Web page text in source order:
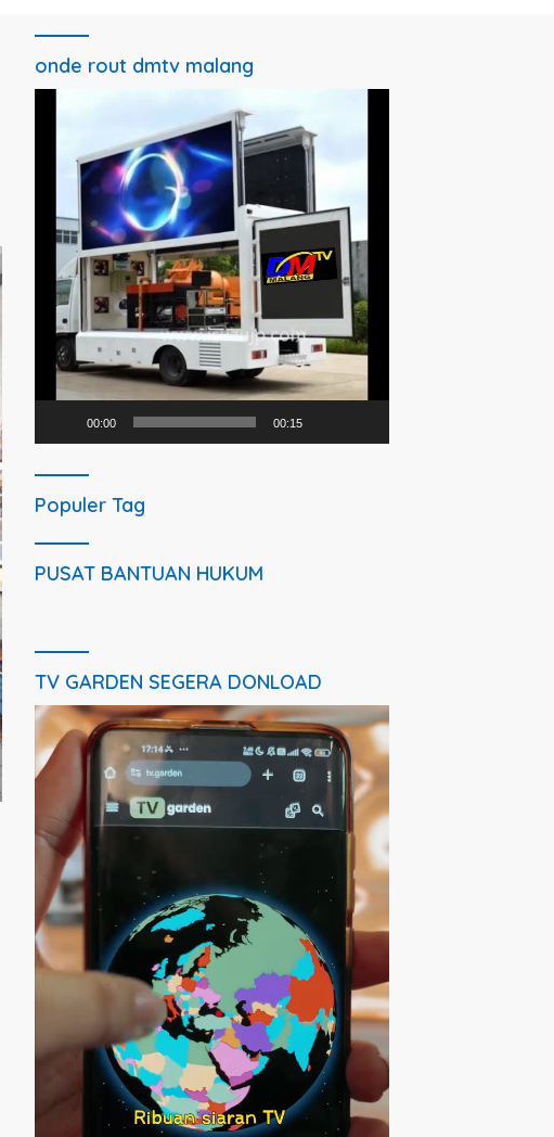
onde rout dmtv malang
00:00 00:15
Populer Tag
PUSAT BANTUAN HUKUM
TV GARDEN SEGERA DONLOAD
Pemutar
Video